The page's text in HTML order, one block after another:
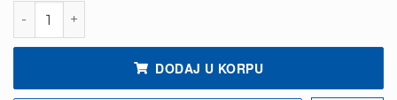
Intex neklizajuća podloga za bazen 50x50cm 8kom
DODAJ U KORPU